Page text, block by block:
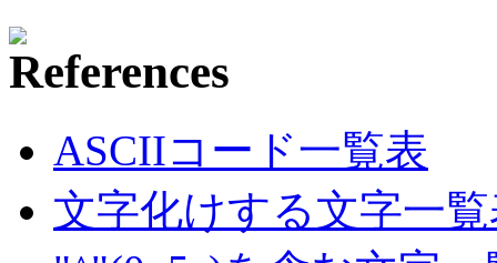
ASCIIコード一覧表
文字化けする文字一